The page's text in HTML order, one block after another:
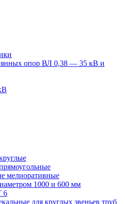
опор ВЛ 0,38 — 35 кВ и
мелиоративные
1000 и 600 мм
6
для круглых звеньев труб